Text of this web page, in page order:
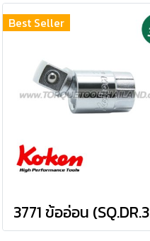
Best Seller